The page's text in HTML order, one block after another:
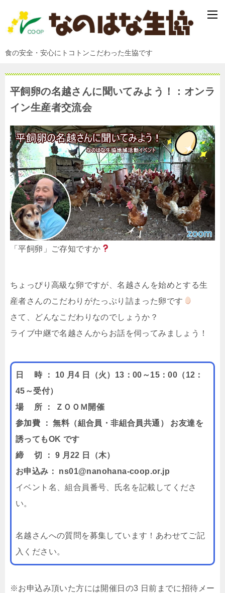
食の安全・安心にトコトンこだわった生協です
平飼卵の名越さんに聞いてみよう！：オンラ
イン生産者交流会
「平飼卵」ご存知ですか
ちょっぴり高級な卵ですが、名越さんを始めとする生
産者さんのこだわりがたっぷり詰まった卵です
さて、どんなこだわりなのでしょうか？
ライブ中継で名越さんからお話を伺ってみましょう！
日 時 ： 10 月4 日（火）13：00～15：00（12：
45～受付）
場 所 ： ＺＯＯＭ開催
参加費 ： 無料（組合員・非組合員共通） お友達を
誘ってもOK です
締 切 ： 9 月22 日（木）
お申込み： ns01@nanohana-coop.or.jp
イベント名、組合員番号、氏名を記載してくださ
い。
名越さんへの質問を募集しています！あわせてご記
入ください。
※お申込み頂いた方には開催日の3 日前までに招待メー